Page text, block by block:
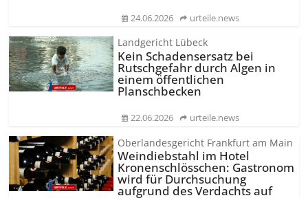
24.06.2026 urteile.news
Landgericht Lübeck
Kein Schadensersatz bei
Rutschgefahr durch Algen in
einem öffentlichen
Planschbecken
22.06.2026 urteile.news
Oberlandesgericht Frankfurt am Main
Weindiebstahl im Hotel
Kronenschlösschen: Gastronom
wird für Durchsuchung
aufgrund des Verdachts auf